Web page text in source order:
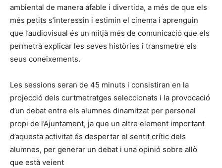
ambiental de manera afable i divertida, a més de que els
més petits s’interessin i estimin el cinema i aprenguin
que l’audiovisual és un mitjà més de comunicació que els
permetrà explicar les seves històries i transmetre els
seus coneixements.
Les sessions seran de 45 minuts i consistiran en la
projecció dels curtmetratges seleccionats i la provocació
d’un debat entre els alumnes dinamitzat per personal
propi de l’Ajuntament, ja que un altre element important
d’aquesta activitat és despertar el sentit crític dels
alumnes, per generar un debat i una opinió sobre allò
que està veient